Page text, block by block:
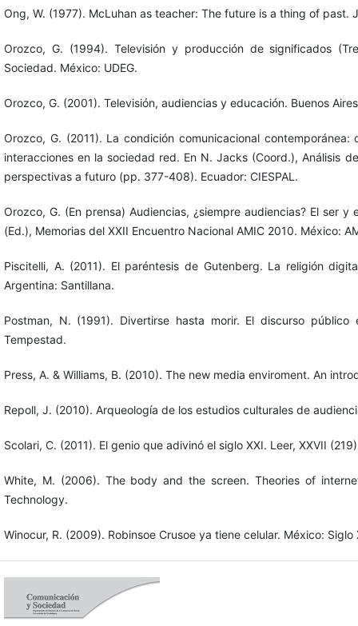
Ong, W. (1977). McLuhan as teacher: The future is a thing of past.
Orozco, G. (1994). Televisión y producción de significados
Sociedad. México: UDEG.
Orozco, G. (2001). Televisión, audiencias y educación. Buenos
Orozco, G. (2011). La condición comunicacional
interacciones en la sociedad red. En N. Jacks (Coord.), Análisis
perspectivas a futuro (pp. 377-408). Ecuador: CIESPAL.
Orozco, G. (En prensa) Audiencias, ¿siempre audiencias? El ser
(Ed.), Memorias del XXII Encuentro Nacional AMIC 2010. México:
Piscitelli, A. (2011). El paréntesis de Gutenberg. La religión
Argentina: Santillana.
Postman, N. (1991). Divertirse hasta morir. El discurso público
Tempestad.
Press, A. & Williams, B. (2010). The new media enviroment. An
Repoll, J. (2010). Arqueología de los estudios culturales de
Scolari, C. (2011). El genio que adivinó el siglo XXI. Leer, XXVII
White, M. (2006). The body and the screen. Theories of
Technology.
Winocur, R. (2009). Robinsoe Crusoe ya tiene celular. México: Siglo